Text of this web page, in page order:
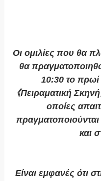
Οι ομιλίες που θα
θα
10:30 το πρωί
《Πειραματική
οποίες
και
Είναι εμφανές ότι